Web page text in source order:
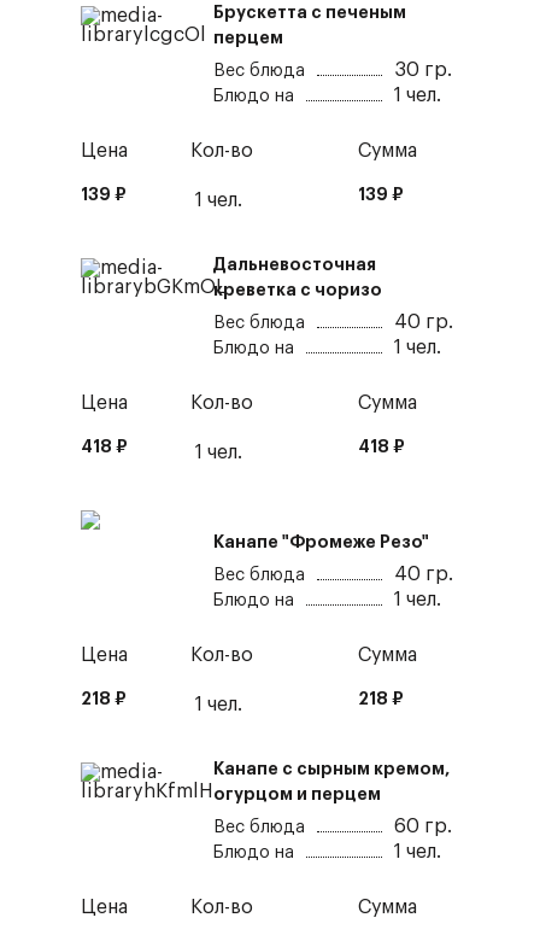
Брускетта с печеным
перцем
Вес блюда
30 гр.
Блюдо на 1 чел.
Цена
139 ₽
Кол-во
1 чел.
Сумма
139 ₽
Дальневосточная
креветка с чоризо
Вес блюда
40 гр.
Блюдо на 1 чел.
Цена
418 ₽
Кол-во
1 чел.
Сумма
418 ₽
Канапе "Фромеже Резо"
Вес блюда
40 гр.
Блюдо на 1 чел.
Цена
218 ₽
Кол-во
1 чел.
Сумма
218 ₽
Канапе с сырным кремом,
огурцом и перцем
Вес блюда
60 гр.
Блюдо на 1 чел.
Цена Кол-во Сумма